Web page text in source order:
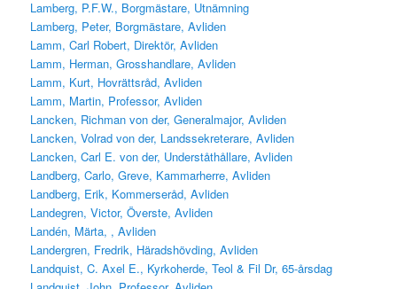
Lamberg, P.F.W., Borgmästare, Utnämning
Lamberg, Peter, Borgmästare, Avliden
Lamm, Carl Robert, Direktör, Avliden
Lamm, Herman, Grosshandlare, Avliden
Lamm, Kurt, Hovrättsråd, Avliden
Lamm, Martin, Professor, Avliden
Lancken, Richman von der, Generalmajor, Avliden
Lancken, Volrad von der, Landssekreterare, Avliden
Lancken, Carl E. von der, Underståthållare, Avliden
Landberg, Carlo, Greve, Kammarherre, Avliden
Landberg, Erik, Kommerseråd, Avliden
Landegren, Victor, Överste, Avliden
Landén, Märta, , Avliden
Landergren, Fredrik, Häradshövding, Avliden
Landquist, C. Axel E., Kyrkoherde, Teol & Fil Dr, 65-årsdag